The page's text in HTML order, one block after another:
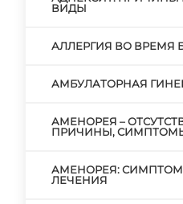
ВИДЫ
АЛЛЕРГИЯ ВО ВРЕМЯ
АМБУЛАТОРНАЯ
АМЕНОРЕЯ –
ПРИЧИНЫ,
АМЕНОРЕЯ:
ЛЕЧЕНИЯ